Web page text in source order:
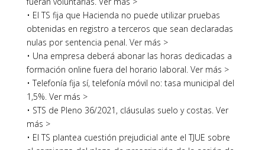
• El TS fija que Hacienda no puede utilizar pruebas
obtenidas en registro a terceros que sean declaradas
nulas por sentencia penal. Ver más >
• Una empresa deberá abonar las horas dedicadas a
formación online fuera del horario laboral. Ver más >
• Telefonía fija sí, telefonía móvil no: tasa municipal del
1,5%. Ver más >
• STS de Pleno 36/2021, cláusulas suelo y costas. Ver
más >
• El TS plantea cuestión prejudicial ante el TJUE sobre